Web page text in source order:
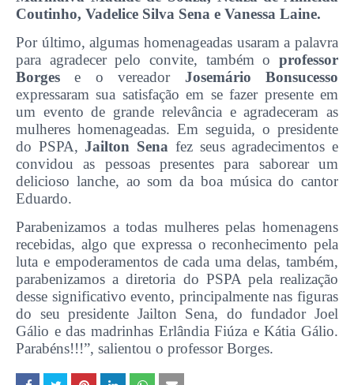
Coutinho, Vadelice Silva Sena e Vanessa Laine.
Por último, algumas homenageadas usaram a palavra
para agradecer pelo convite, também o professor
Borges e o vereador Josemário Bonsucesso
expressaram sua satisfação em se fazer presente em
um evento de grande relevância e agradeceram as
mulheres homenageadas. Em seguida, o presidente
do PSPA,Jailton Sena fez seus agradecimentos e
convidou as pessoas presentes para saborear um
delicioso lanche, ao som da boa música do cantor
Eduardo.
Parabenizamos a todas mulheres pelas homenagens
recebidas, algo que expressa o reconhecimento pela
luta e empoderamentos de cada uma delas, também,
parabenizamos a diretoria do PSPA pela realização
desse significativo evento, principalmente nas figuras
do seu presidente Jailton Sena, do fundador Joel
Gálio e das madrinhas Erlândia Fiúza e Kátia Gálio.
Parabéns!!!”, salientou o professor Borges.